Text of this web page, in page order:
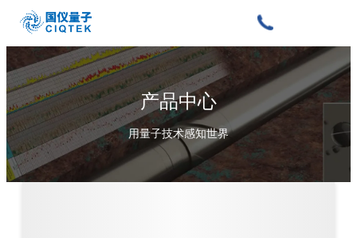
产品中心
用量子技术感知世界